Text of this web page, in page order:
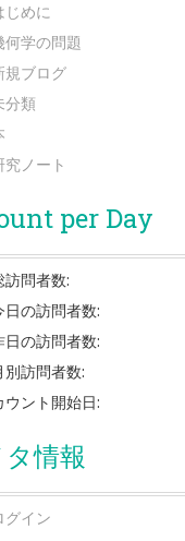
じめに
何学の問題
規ブログ
分類
究ノート
per Day
訪問者数:
日の訪問者数:
日の訪問者数:
別訪問者数:
ウント開始日:
情報
グイン